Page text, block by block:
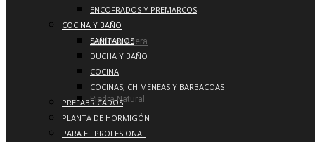
Baldosa Acera
Piedra Natural
ENCOFRADOS Y PREMARCOS
COCINA Y BAÑO
SANITARIOS
DUCHA Y BAÑO
COCINA
COCINAS, CHIMENEAS Y BARBACOAS
PREFABRICADOS
PLANTA DE HORMIGÓN
PARA EL PROFESIONAL